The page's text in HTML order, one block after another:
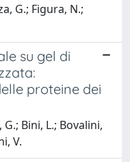
G.; Figura, N.;
su gel di
proteine dei
Bini, L.; Bovalini,
V.